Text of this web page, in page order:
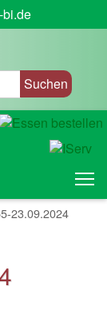
23.09.2024